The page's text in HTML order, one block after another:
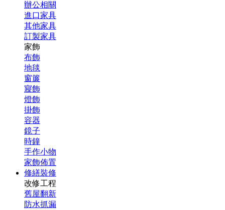
辦公相關
進口家具
其他家具
訂製家具
家飾
布飾
地毯
窗簾
寢飾
燈飾
掛飾
容器
鏡子
時鐘
手作小物
家飾佈置
修繕裝修
改修工程
舊屋翻新
防水抓漏